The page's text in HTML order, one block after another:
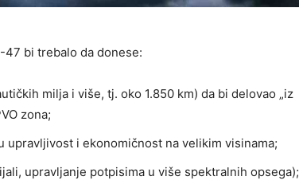
47 bi trebalo da donese:
milja i više, tj. oko 1.850 km) da bi delovao „iz
zona;
upravljivost i ekonomičnost na velikim visinama;
upravljanje potpisima u više spektralnih opsega);